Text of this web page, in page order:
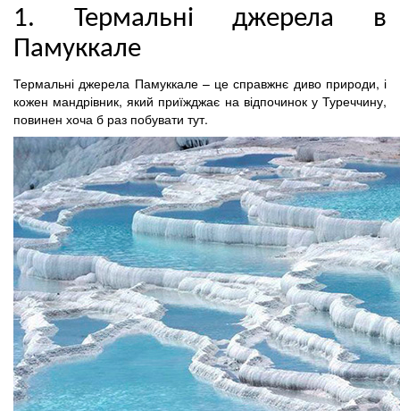
1. Термальні джерела в
Памуккале
Термальні джерела Памуккале – це справжнє диво природи, і
кожен мандрівник, який приїжджає на відпочинок у Туреччину,
повинен хоча б раз побувати тут.